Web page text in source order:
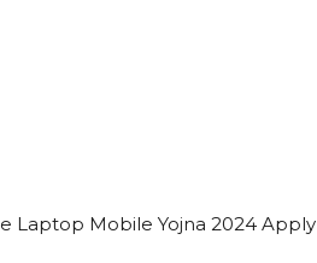
Free Laptop Mobile Yojna 2024 Apply